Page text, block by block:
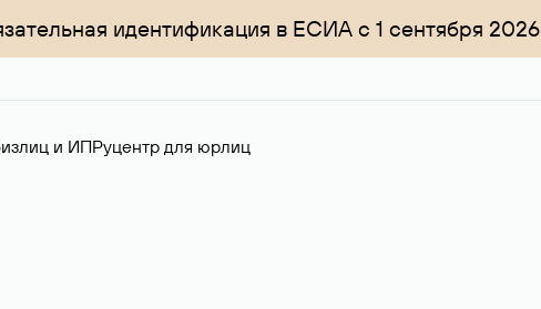
идентификация в ЕСИА с 1 сентября 2026
и ИПРуцентр для юрлиц